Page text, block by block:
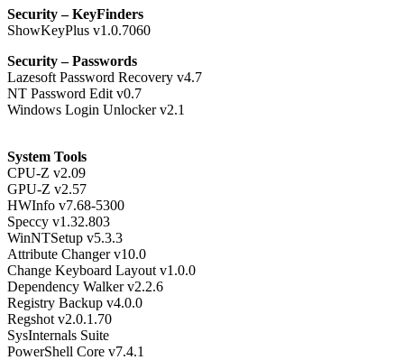
Security – KeyFinders
ShowKeyPlus v1.0.7060
Security – Passwords
Lazesoft Password Recovery v4.7
NT Password Edit v0.7
Windows Login Unlocker v2.1
System Tools
CPU-Z v2.09
GPU-Z v2.57
HWInfo v7.68-5300
Speccy v1.32.803
WinNTSetup v5.3.3
Attribute Changer v10.0
Change Keyboard Layout v1.0.0
Dependency Walker v2.2.6
Registry Backup v4.0.0
Regshot v2.0.1.70
SysInternals Suite
PowerShell Core v7.4.1